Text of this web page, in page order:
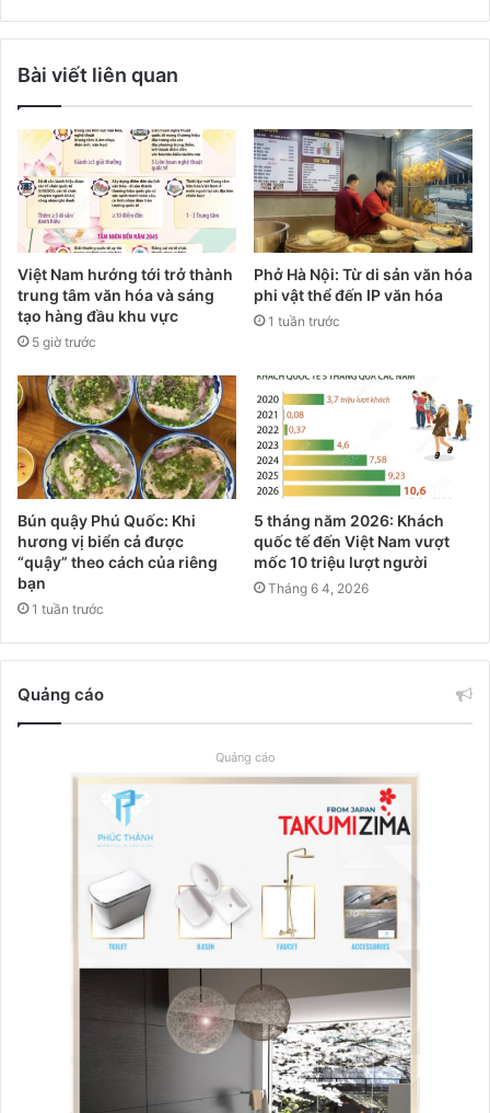
Bài viết liên quan
Việt Nam hướng tới trở thành
trung tâm văn hóa và sáng
tạo hàng đầu khu vực
5 giờ trước
Phở Hà Nội: Từ di sản văn hóa
phi vật thể đến IP văn hóa
1 tuần trước
Bún quậy Phú Quốc: Khi
hương vị biển cả được
“quậy” theo cách của riêng
bạn
1 tuần trước
5 tháng năm 2026: Khách
quốc tế đến Việt Nam vượt
mốc 10 triệu lượt người
Tháng 6 4, 2026
Quảng cáo
Quảng cáo